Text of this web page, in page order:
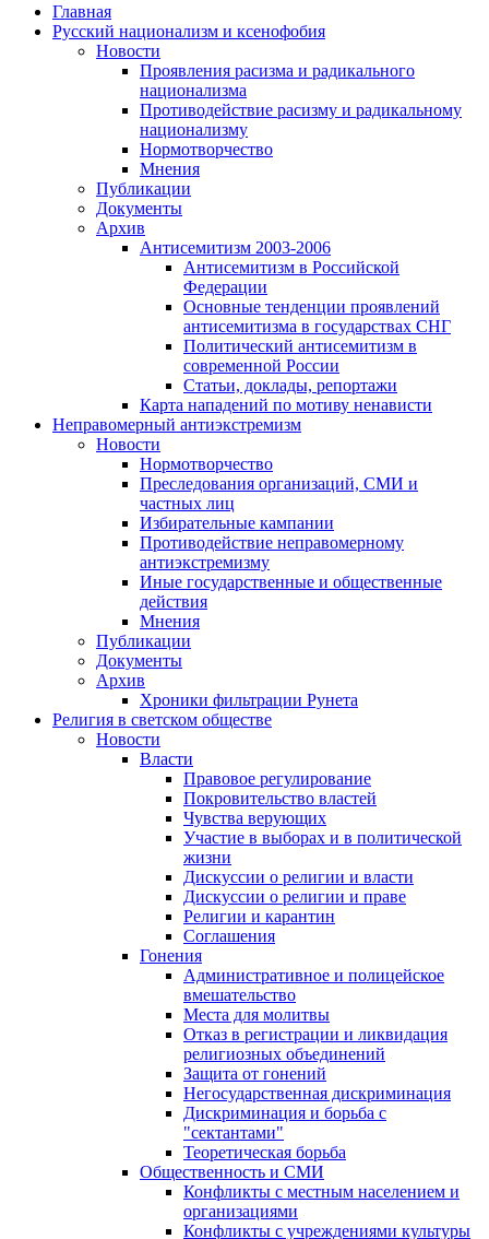
Главная
Русский национализм и ксенофобия
Новости
Проявления расизма и радикального
национализма
Противодействие расизму и радикальному
национализму
Нормотворчество
Мнения
Публикации
Документы
Архив
Антисемитизм 2003-2006
Антисемитизм в Российской
Федерации
Основные тенденции проявлений
антисемитизма в государствах СНГ
Политический антисемитизм в
современной России
Статьи, доклады, репортажи
Карта нападений по мотиву ненависти
Неправомерный антиэкстремизм
Новости
Нормотворчество
Преследования организаций, СМИ и
частных лиц
Избирательные кампании
Противодействие неправомерному
антиэкстремизму
Иные государственные и общественные
действия
Мнения
Публикации
Документы
Архив
Хроники фильтрации Рунета
Религия в светском обществе
Новости
Власти
Правовое регулирование
Покровительство властей
Чувства верующих
Участие в выборах и в политической
жизни
Дискуссии о религии и власти
Дискуссии о религии и праве
Религии и карантин
Соглашения
Гонения
Административное и полицейское
вмешательство
Места для молитвы
Отказ в регистрации и ликвидация
религиозных объединений
Защита от гонений
Негосударственная дискриминация
Дискриминация и борьба с
"сектантами"
Теоретическая борьба
Общественность и СМИ
Конфликты с местным населением и
организациями
Конфликты с учреждениями культуры